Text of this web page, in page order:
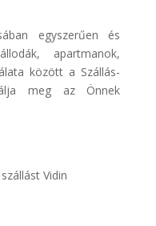
egyszerűen és
apartmanok,
között a Szállás-
meg az Önnek
Vidin